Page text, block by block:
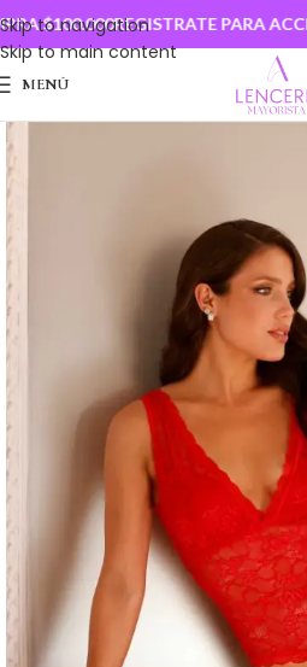
Skip to navigation
Skip to main content
$100.000REGISTRATE PARA
MENÚ